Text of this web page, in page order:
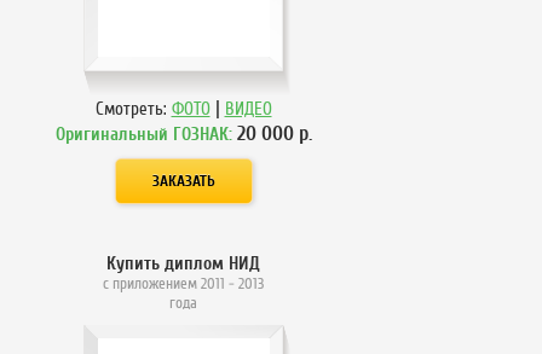
Смотреть: ФОТО | ВИДЕО
Оригинальный ГОЗНАК: 20 000р.
Купить диплом НИД
с приложением 2011 - 2013
года